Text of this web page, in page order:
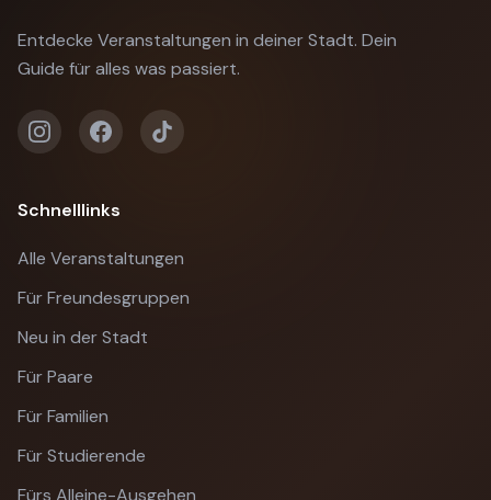
Entdecke Veranstaltungen in deiner Stadt. Dein
Guide für alles was passiert.
Schnelllinks
Alle Veranstaltungen
Für Freundesgruppen
Neu in der Stadt
Für Paare
Für Familien
Für Studierende